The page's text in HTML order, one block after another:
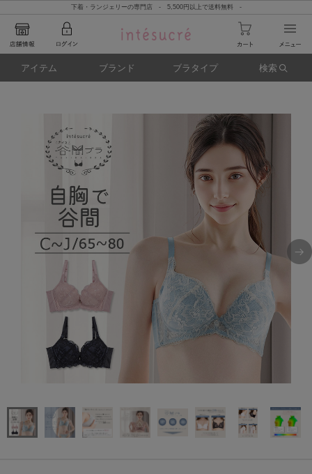
下着・ランジェリーの専門店 - 5,500円以上で送料無料 -
アイテム ブランド ブラタイプ 検索